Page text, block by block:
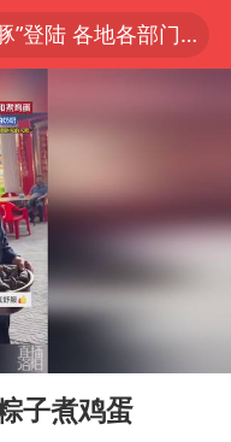
台风“白海豚”登陆 各地各部门全力应对
超越利奇马、巴威
第一股
线路全线停运
一签有望赚20万元
补漏注胶花1.55万
图
人饭局被偷拍
00:13
子煮鸡蛋